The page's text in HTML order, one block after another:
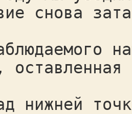
снова
нижней